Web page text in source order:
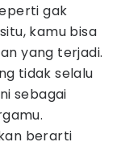
gak
kamu bisa
yang terjadi.
tidak selalu
sebagai
berarti